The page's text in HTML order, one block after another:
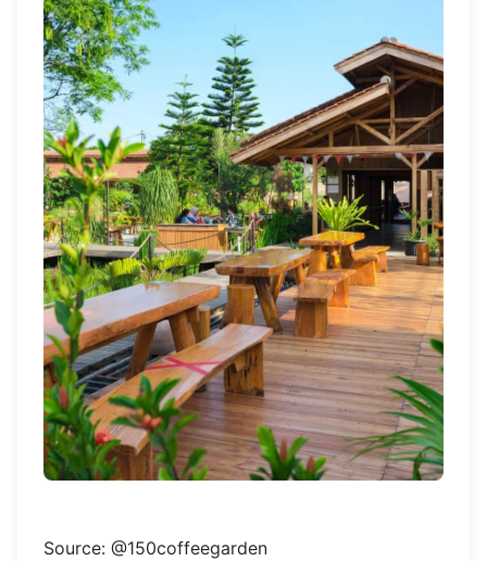
Source: @150coffeegarden